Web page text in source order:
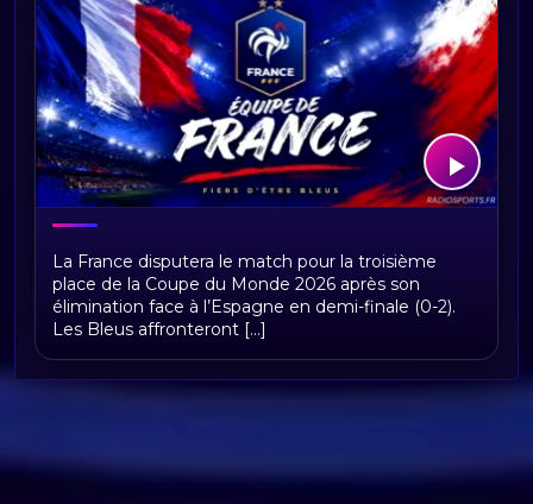
Équipe de France à la Coupe du Monde
FIFA 2026 : calendrier, groupe,
résultats et parcours des Bleus
La France disputera le match pour la troisième
place de la Coupe du Monde 2026 après son
élimination face à l’Espagne en demi-finale (0-2).
Les Bleus affronteront [...]